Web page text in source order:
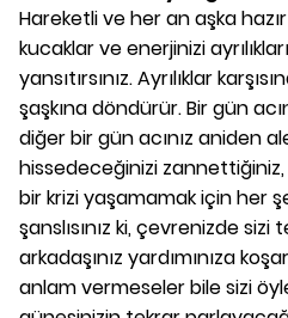
Hareketli ve her an aşka hazır
kucaklar ve enerjinizi
yansıtırsınız. Ayrılıklar
şaşkına döndürür. Bir gün
diğer bir gün acınız aniden
hissedeceğinizi
bir krizi yaşamamak için her
şanslısınız ki, çevrenizde
arkadaşınız yardımınıza
anlam vermeseler bile sizi